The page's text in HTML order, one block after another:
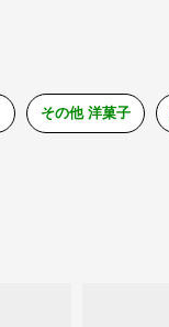
その他 洋菓子